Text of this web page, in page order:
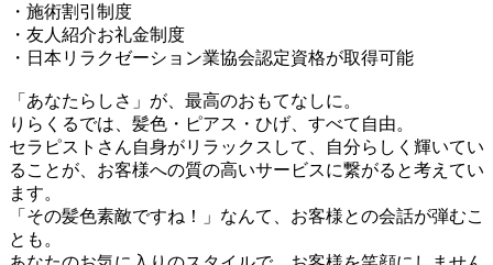
・施術割引制度
・友人紹介お礼金制度
・日本リラクゼーション業協会認定資格が取得可能
「あなたらしさ」が、最高のおもてなしに。
りらくるでは、髪色・ピアス・ひげ、すべて自由。
セラピストさん自身がリラックスして、自分らしく輝いてい
ることが、お客様への質の高いサービスに繋がると考えてい
ます。
「その髪色素敵ですね！」なんて、お客様との会話が弾むこ
とも。